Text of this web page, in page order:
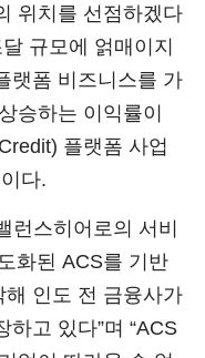
위치를 선점하겠다
규모에 얽매이지
랫폼 비즈니스를 가
승하는 이익률이
플랫폼 사업
다.
런스히어로의 서비
화된 ACS를 기반
인도 전 금융사가
고 있다”며 “ACS